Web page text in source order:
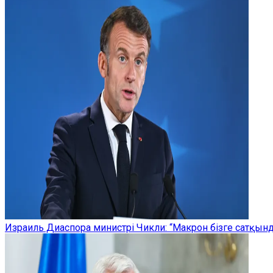
Израиль Диаспора министрі Чикли: “Макрон бізге